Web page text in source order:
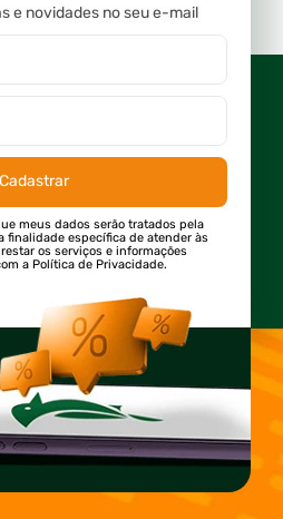
e novidades no seu e-mail
Cadastrar
meus dados serão tratados pela
finalidade específica de atender às
os serviços e informações
a Política de Privacidade.